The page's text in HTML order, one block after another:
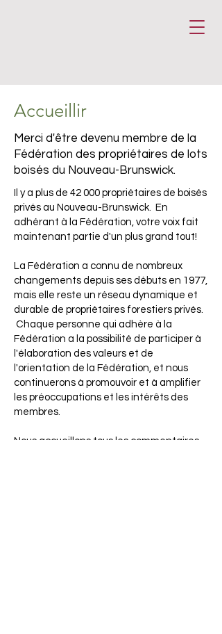
Accueillir
Merci d'être devenu membre de la
Fédération des propriétaires de lots
boisés du Nouveau-Brunswick.
Il y a plus de 42 000 propriétaires de boisés
privés au Nouveau-Brunswick. En
adhérant à la Fédération, votre voix fait
maintenant partie d'un plus grand tout!
La Fédération a connu de nombreux
changements depuis ses débuts en 1977,
mais elle reste un réseau dynamique et
durable de propriétaires forestiers privés.
Chaque personne qui adhère à la
Fédération a la possibilité de participer à
l'élaboration des valeurs et de
l'orientation de la Fédération, et nous
continuerons à promouvoir et à amplifier
les préoccupations et les intérêts des
membres.
Nous accueillons tous les commentaires,